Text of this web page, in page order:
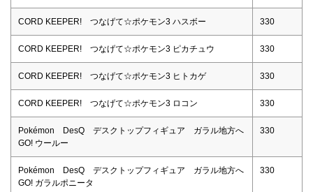
CORD KEEPER! つなげて☆ポケモン3 ハスボー 330
CORD KEEPER! つなげて☆ポケモン3 ピカチュウ 330
CORD KEEPER! つなげて☆ポケモン3 ヒトカゲ 330
CORD KEEPER! つなげて☆ポケモン3 ロコン 330
Pokémon DesQ デスクトップフィギュア ガラル地方へ
GO! ウールー
330
Pokémon DesQ デスクトップフィギュア ガラル地方へ
GO! ガラルポニータ
330